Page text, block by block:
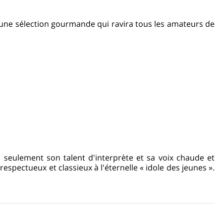
sélection gourmande qui ravira tous les amateurs de
seulement son talent d'interprète et sa voix chaude et
et classieux à l'éternelle « idole des jeunes ».